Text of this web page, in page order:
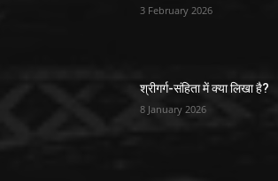
3 February 2026
श्रीगर्ग-संहिता में क्या लिखा है?
8 January 2026